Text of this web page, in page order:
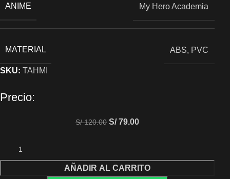
ANIME My Hero Academia
MATERIAL ABS, PVC
SKU:TAHMI
Precio:
S/120.00 S/79.00
AÑADIR AL CARRITO